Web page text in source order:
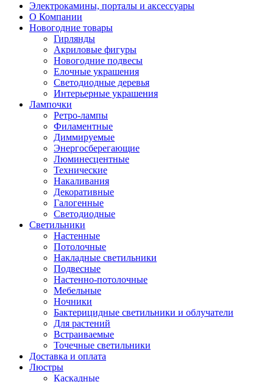
Электрокамины, порталы и аксессуары
О Компании
Новогодние товары
Гирлянды
Акриловые фигуры
Новогодние подвесы
Елочные украшения
Светодиодные деревья
Интерьерные украшения
Лампочки
Ретро-лампы
Филаментные
Диммируемые
Энергосберегающие
Люминесцентные
Технические
Накаливания
Декоративные
Галогенные
Светодиодные
Светильники
Настенные
Потолочные
Накладные светильники
Подвесные
Настенно-потолочные
Мебельные
Ночники
Бактерицидные светильники и облучатели
Для растений
Встраиваемые
Точечные светильники
Доставка и оплата
Люстры
Каскадные